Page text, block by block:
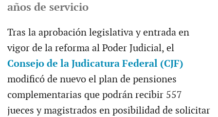
años de servicio
Tras la aprobación legislativa y entrada en
vigor de la reforma al Poder Judicial, el
Consejo de la Judicatura Federal (CJF)
modificó de nuevo el plan de pensiones
complementarias que podrán recibir 557
jueces y magistrados en posibilidad de solicitar